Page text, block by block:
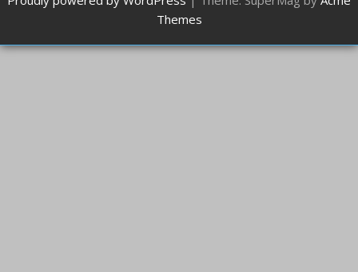
Themes